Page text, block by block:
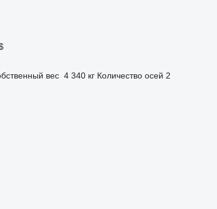
вес 4 340 кг Количество осей 2